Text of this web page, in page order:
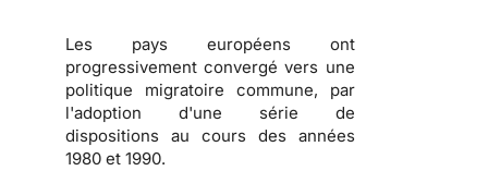
Les pays européens ont
progressivement convergé vers une
politique migratoire commune, par
l'adoption d'une série de
dispositions au cours des années
1980 et 1990.